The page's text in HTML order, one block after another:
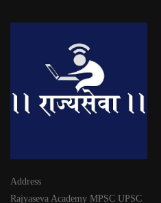
Address
Rajyaseva Academy MPSC UPSC